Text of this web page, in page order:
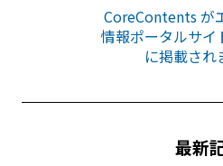
CoreContents が
情報ポータルサイ
に掲載され
最新